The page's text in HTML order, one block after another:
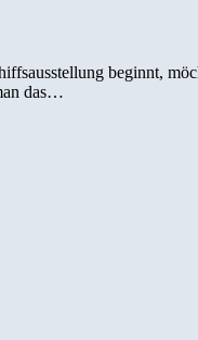
beginnt,
das…